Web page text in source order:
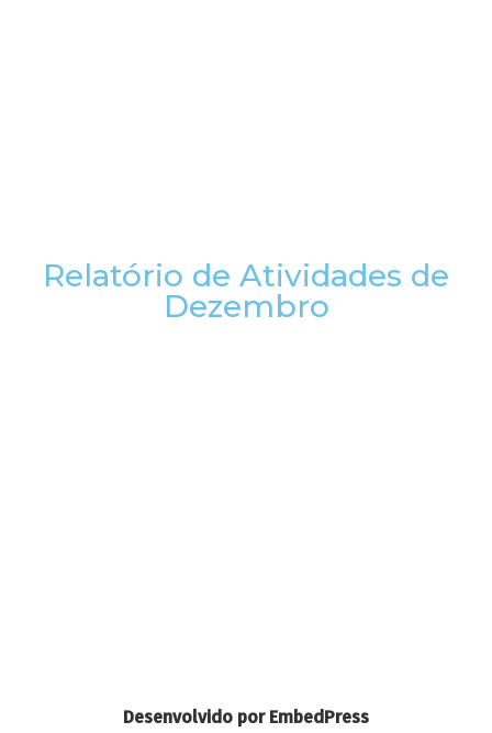
Relatório de Atividades de
Dezembro
Desenvolvido por EmbedPress